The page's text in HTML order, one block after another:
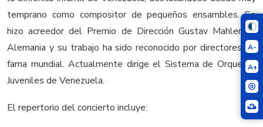
A-
A+
temprano como compositor de pequeños ensambles. Se
hizo acreedor del Premio de Dirección Gustav Mahler en
Alemania y su trabajo ha sido reconocido por directores de
fama mundial. Actualmente dirige el Sistema de Orquesta
Juveniles de Venezuela.
El repertorio del concierto incluye: